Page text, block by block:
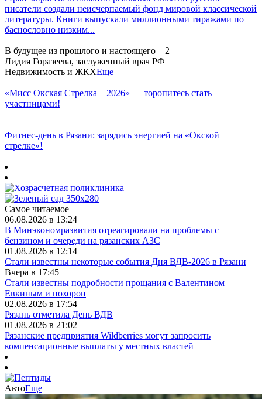
писатели создали неисчерпаемый фонд мировой классической
литературы. Книги выпускали миллионными тиражами по
баснословно низким...
В будущее из прошлого и настоящего – 2
Лидия Горазеева, заслуженный врач РФ
Недвижимость и ЖКХЕще
«Мисс Окская Стрелка – 2026» — торопитесь стать
участницами!
Фитнес‑день в Рязани: зарядись энергией на «Окской
стрелке»!
Самое читаемое
06.08.2026 в 13:24
В Минэкономразвития отреагировали на проблемы с
бензином и очереди на рязанских АЗС
01.08.2026 в 12:14
Стали известны некоторые события Дня ВДВ-2026 в Рязани
Вчера в 17:45
Стали известны подробности прощания с Валентином
Евкиным и похорон
02.08.2026 в 17:54
Рязань отметила День ВДВ
01.08.2026 в 21:02
Рязанские предприятия Wildberries могут запросить
компенсационные выплаты у местных властей
АвтоЕще